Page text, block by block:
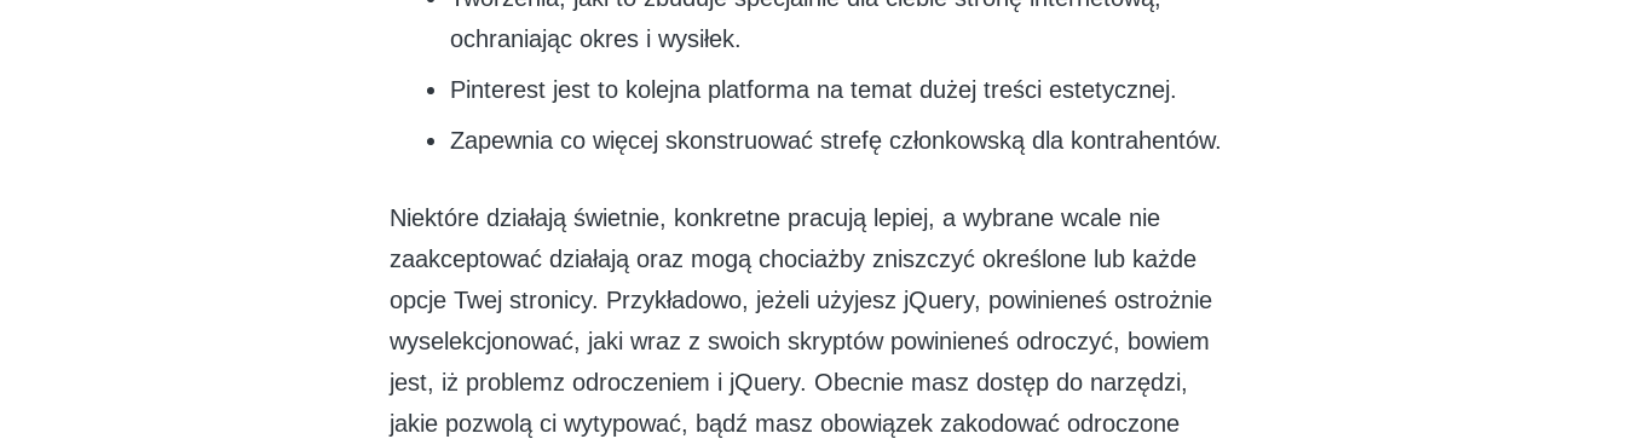
ochraniając okres i wysiłek.
Pinterest jest to kolejna platforma na temat dużej treści estetycznej.
Zapewnia co więcej skonstruować strefę członkowską dla kontrahentów.
Niektóre działają świetnie, konkretne pracują lepiej, a wybrane wcale nie
zaakceptować działają oraz mogą chociażby zniszczyć określone lub każde
opcje Twej stronicy. Przykładowo, jeżeli użyjesz jQuery, powinieneś ostrożnie
wyselekcjonować, jaki wraz z swoich skryptów powinieneś odroczyć, bowiem
jest, iż problemz odroczeniem i jQuery. Obecnie masz dostęp do narzędzi,
jakie pozwolą ci wytypować, bądź masz obowiązek zakodować odroczone